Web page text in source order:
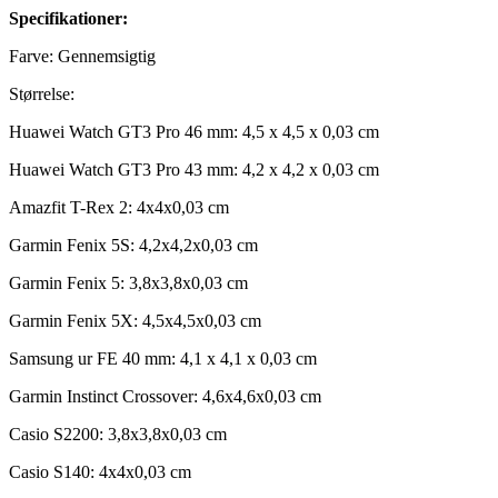
Specifikationer:
Farve: Gennemsigtig
Størrelse:
Huawei Watch GT3 Pro 46 mm: 4,5 x 4,5 x 0,03 cm
Huawei Watch GT3 Pro 43 mm: 4,2 x 4,2 x 0,03 cm
Amazfit T-Rex 2: 4x4x0,03 cm
Garmin Fenix 5S: 4,2x4,2x0,03 cm
Garmin Fenix 5: 3,8x3,8x0,03 cm
Garmin Fenix 5X: 4,5x4,5x0,03 cm
Samsung ur FE 40 mm: 4,1 x 4,1 x 0,03 cm
Garmin Instinct Crossover: 4,6x4,6x0,03 cm
Casio S2200: 3,8x3,8x0,03 cm
Casio S140: 4x4x0,03 cm